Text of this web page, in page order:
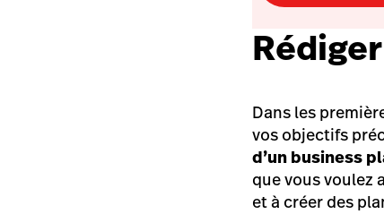
Dans les
vos objectifs
d’un business
que vous voulez
et à créer des